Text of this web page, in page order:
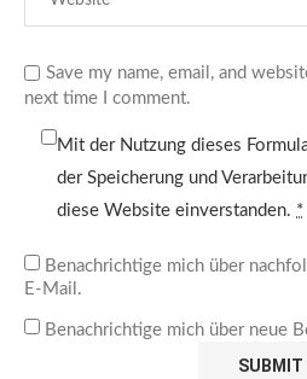
Save my name, email, and
next time I comment.
Mit der Nutzung dieses
der Speicherung und
diese Website einverstanden. *
Benachrichtige mich über
E-Mail.
Benachrichtige mich über neue